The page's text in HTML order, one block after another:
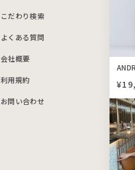
こだわり検索
よくある質問
会社概要
利用規約
お問い合わせ